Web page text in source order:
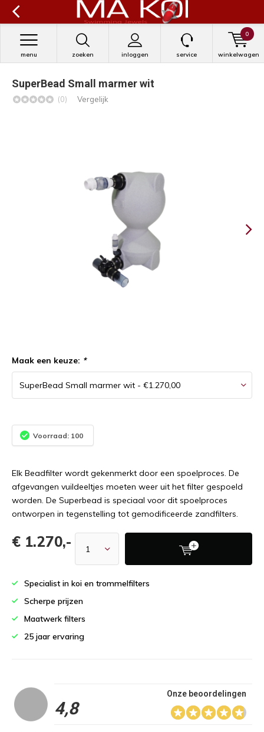
zoeken inloggen
menu service winkelwagen
0
SuperBead Small marmer wit
(0) Vergelijk
Maak een keuze: *
Voorraad: 100
Elk Beadfilter wordt gekenmerkt door een spoelproces. De
afgevangen vuildeeltjes moeten weer uit het filter gespoeld
worden. De Superbead is speciaal voor dit spoelproces
ontworpen in tegenstelling tot gemodificeerde zandfilters.
€ 1.270,-
Specialist in koi en trommelfilters
Scherpe prijzen
Maatwerk filters
25 jaar ervaring
4,8
Onze beoordelingen